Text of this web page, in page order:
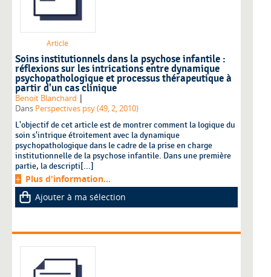
Article
Soins institutionnels dans la psychose infantile :
réflexions sur les intrications entre dynamique
psychopathologique et processus thérapeutique à
partir d'un cas clinique
Benoit Blanchard |
Dans Perspectives psy (49, 2, 2010)
L'objectif de cet article est de montrer comment la logique du
soin s'intrique étroitement avec la dynamique
psychopathologique dans le cadre de la prise en charge
institutionnelle de la psychose infantile. Dans une première
partie, la descripti[...]
Plus d'information...
Ajouter à ma sélection